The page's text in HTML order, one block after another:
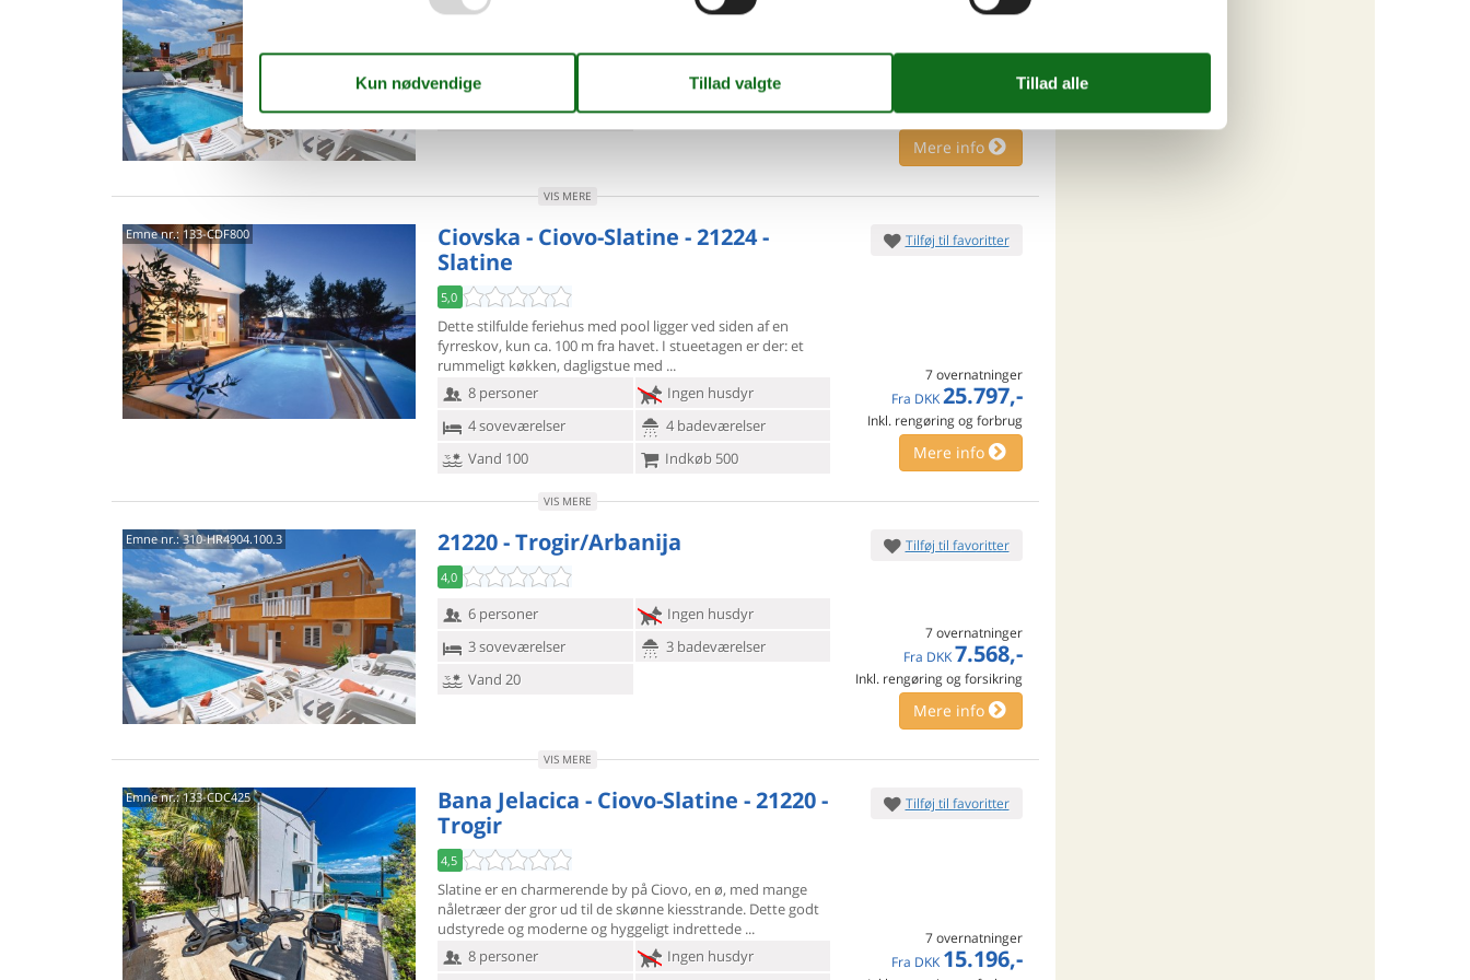
5,0
4 personer
Ingen husdyr
2 soveværelser
2 badeværelser
Vand 20
5.700,-
Inkl. rengøring og forsikring
Mere info
VIS MERE
Emne nr.: 133-CDF800
Ciovska - Ciovo-Slatine - 21224 -
Slatine
5,0
Dette stilfulde feriehus med pool ligger ved siden af en
fyrreskov, kun ca. 100 m fra havet. I stueetagen er der: et
rummeligt køkken, dagligstue med
8 personer
Ingen husdyr
4 soveværelser
4 badeværelser
Vand 100
Indkøb 500
Tilføj til favoritter
7 overnatninger
Fra DKK 25.797,-
Inkl. rengøring og forbrug
Mere info
VIS MERE
Emne nr.:310-HR4904.100.3 21220 - Trogir/Arbanija
4,0
6 personer
Ingen husdyr
3 soveværelser
3 badeværelser
Vand 20
Tilføj til favoritter
7 overnatninger
Fra DKK 7.568,-
Inkl. rengøring og forsikring
Mere info
VIS MERE
Emne nr.:133-CDC425
Bana Jelacica - Ciovo-Slatine - 21220 -
Trogir
4,5
Slatine er en charmerende by på Ciovo, en ø, med mange
nåletræer der gror ud til de skønne kiesstrande. Dette godt
udstyrede og moderne og hyggeligt indrettede
8 personer
Ingen husdyr
Tilføj til favoritter
7 overnatninger
Fra DKK 15.196,-